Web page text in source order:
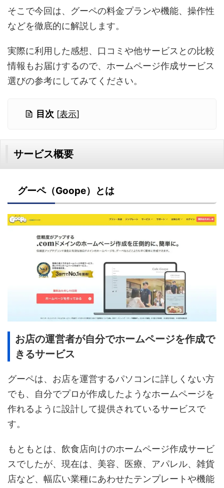
そこで今回は、グーペの料金プランや機能、操作性
などを徹底的に解説します。
実際に利用した感想、口コミや他サービスとの比較
情報もお届けするので、ホームページ作成サービス
選びの参考にしてみてください。
目次 [表示]
サービス概要
グーペ（Goope）とは
お店の運営者が自分でホームページを作成で
きるサービス
グーペは、お店を運営するパソコンに詳しくない方
でも、自分でプロが作成したようなホームページを
作れるように設計して提供されているサービスで
す。
もともとは、飲食店向けのホームページ作成サービ
スでしたが、現在は、美容、医療、アパレル、雑貨
店など、幅広い業種にあわせたテンプレートや機能